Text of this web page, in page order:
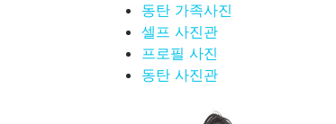
동탄 가족사진
셀프 사진관
프로필 사진
동탄 사진관